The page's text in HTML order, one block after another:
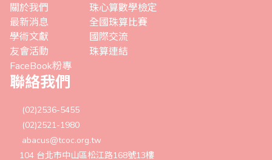
關於我們
最新消息
學術文獻
友會活動
FaceBook粉專
珠心算數學檢定
全國珠算比賽
國際交流
珠算連結
聯絡我們
(02)2536-5455
(02)2521-1980
abacus@tcoc.org.tw
104 台北市中山區松江路168號13樓